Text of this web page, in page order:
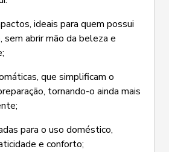
ideais para quem possui
sem abrir mão da beleza e
que simplificam o
tornando-o ainda mais
para o uso doméstico,
e conforto;